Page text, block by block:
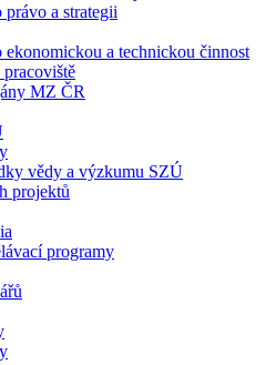
právo a strategii
ekonomickou a technickou činnost
MZ ČR
vědy a výzkumu SZÚ
projektů
programy